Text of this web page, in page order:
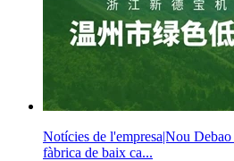
Notícies de l'empresa|Nou
fàbrica de baix ca...